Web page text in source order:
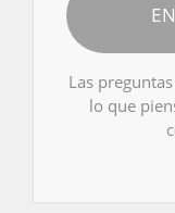
Las
lo que